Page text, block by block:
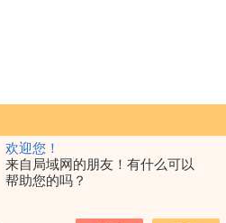
欢迎您！
来自局域网的朋友！有什么可以
帮助您的吗？